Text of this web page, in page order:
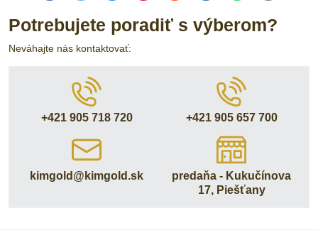
Potrebujete poradiť s výberom?
Neváhajte nás kontaktovať:
+421 905 718 720 +421 905 657 700
kimgold​@kimgold​.sk
predaňa - Kukučínova
17, Piešťany